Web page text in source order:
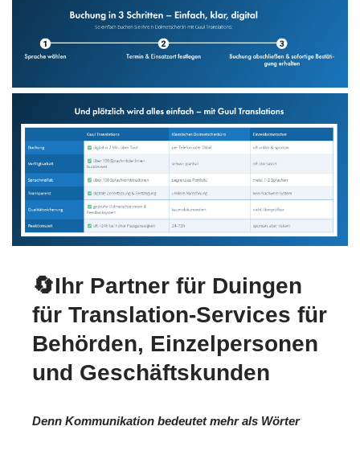
🔄Ihr Partner für Duingen
für Translation-Services für
Behörden, Einzelpersonen
und Geschäftskunden
Denn Kommunikation bedeutet mehr als Wörter